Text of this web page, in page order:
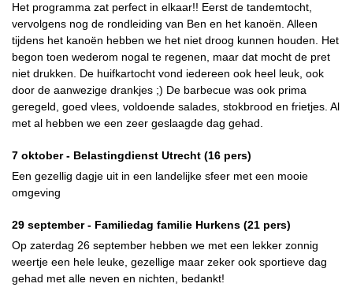
Het programma zat perfect in elkaar!! Eerst de tandemtocht,
vervolgens nog de rondleiding van Ben en het kanoën. Alleen
tijdens het kanoën hebben we het niet droog kunnen houden. Het
begon toen wederom nogal te regenen, maar dat mocht de pret
niet drukken. De huifkartocht vond iedereen ook heel leuk, ook
door de aanwezige drankjes ;) De barbecue was ook prima
geregeld, goed vlees, voldoende salades, stokbrood en frietjes. Al
met al hebben we een zeer geslaagde dag gehad.
7 oktober - Belastingdienst Utrecht (16 pers)
Een gezellig dagje uit in een landelijke sfeer met een mooie
omgeving
29 september - Familiedag familie Hurkens (21 pers)
Op zaterdag 26 september hebben we met een lekker zonnig
weertje een hele leuke, gezellige maar zeker ook sportieve dag
gehad met alle neven en nichten, bedankt!